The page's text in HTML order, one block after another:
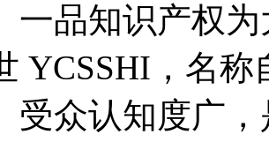
一品知识产权
YCSSHI，名
受众认知度广